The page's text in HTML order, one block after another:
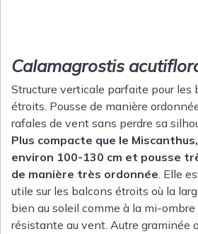
Calamagrostis
Structure verticale parfaite pour les
étroits. Pousse de manière
rafales de vent sans perdre sa
Plus compacte que le
environ 100-130 cm et pousse
de manière très ordonnée . Elle
utile sur les balcons étroits où la
bien au soleil comme à la mi-
résistante au vent. Autre graminée